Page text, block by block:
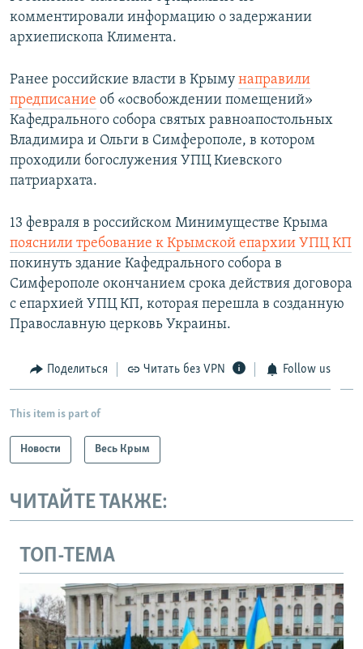
комментировали информацию о задержании
архиепископа Климента.
​Ранее российские власти в Крыму направили
предписание об «освобождении помещений»
Кафедрального собора святых равноапостольных
Владимира и Ольги в Симферополе, в котором
проходили богослужения УПЦ Киевского
патриархата.
13 февраля в российском Минимуществе Крыма
пояснили требование к Крымской епархии УПЦ КП
покинуть здание Кафедрального собора в
Симферополе окончанием срока действия договора
с епархией УПЦ КП, которая перешла в созданную
Православную церковь Украины.
Поделиться Читать без VPN Follow us
This item is part of
Новости Весь Крым
ЧИТАЙТЕ ТАКЖЕ:
ТОП-ТЕМА